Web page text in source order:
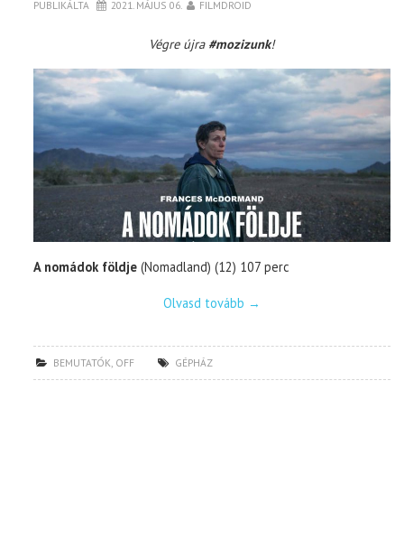
KULISSZA
CIKK
PUBLIKÁLTA 2021. MÁJUS 06. FILMDROID
Végre újra #mozizunk!
A nomádok földje (Nomadland) (12) 107 perc
Olvasd tovább →
BEMUTATÓK, OFF GÉPHÁZ